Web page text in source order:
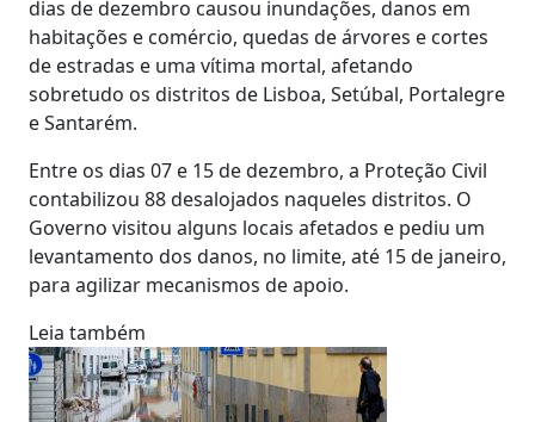
dias de dezembro causou inundações, danos em
habitações e comércio, quedas de árvores e cortes
de estradas e uma vítima mortal, afetando
sobretudo os distritos de Lisboa, Setúbal, Portalegre
e Santarém.
Entre os dias 07 e 15 de dezembro, a Proteção Civil
contabilizou 88 desalojados naqueles distritos. O
Governo visitou alguns locais afetados e pediu um
levantamento dos danos, no limite, até 15 de janeiro,
para agilizar mecanismos de apoio.
Leia também